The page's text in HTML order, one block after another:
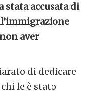
stata accusata di
aver
di dedicare
le è stato